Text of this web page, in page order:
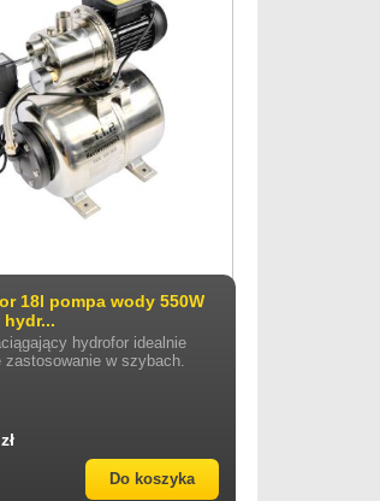
18l pompa wody 550W
hydr...
hydrofor idealnie
zastosowanie w szybach.
Do koszyka